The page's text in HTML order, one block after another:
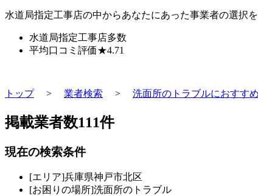
水道局指定工事店の中からあなたにあった事業者の選択を
水道局指定工事店多数
平均口コミ評価★4.71
トップ> 業者検索 > 洗面所のトラブルにおすす
掲載業者数111件
現在の検索条件
[エリア]兵庫県神戸市北区
[お困りの場所]洗面所のトラブル